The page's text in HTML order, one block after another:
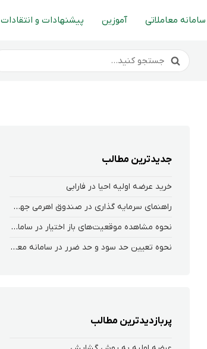
سامانه معاملاتی آموزین پیشنهادات و انتقادات
جدیدترین مطالب
خرید عرضه اولیه احیا در فارابی
راهنمای سرمایه گذاری در صندوق اهرمی جهش
نحوه‌ مشاهده‌ موقعیت‌های باز اختیار در سامانه هلیوم و نکست
نحوه تعیین حد سود و حد ضرر در سامانه معاملاتی کارگزاری فارابی
پربازدیدترین مطالب